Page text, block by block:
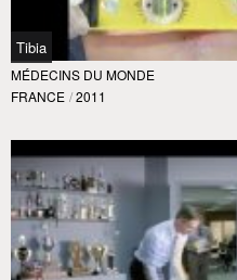
Tibia
MÉDECINS DU MONDE
FRANCE / 2011